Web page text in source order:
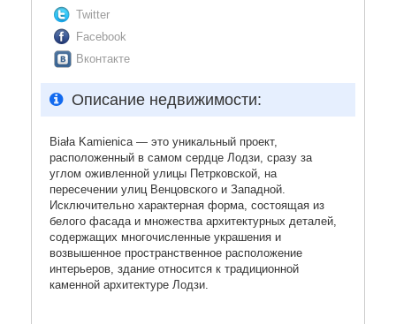
Twitter
Facebook
Вконтакте
Описание недвижимости:
Biała Kamienica — это уникальный проект,
расположенный в самом сердце Лодзи, сразу за
углом оживленной улицы Петрковской, на
пересечении улиц Венцовского и Западной.
Исключительно характерная форма, состоящая из
белого фасада и множества архитектурных деталей,
содержащих многочисленные украшения и
возвышенное пространственное расположение
интерьеров, здание относится к традиционной
каменной архитектуре Лодзи.